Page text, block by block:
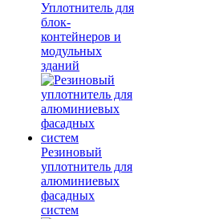
Уплотнитель для
блок-
контейнеров и
модульных
зданий
Резиновый
уплотнитель для
алюминиевых
фасадных
систем